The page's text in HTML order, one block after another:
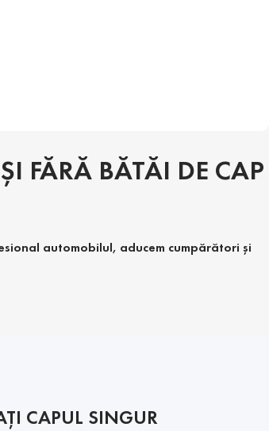
FĂRĂ BĂTĂI DE CAP
automobilul, aducem cumpărători și
CAPUL SINGUR